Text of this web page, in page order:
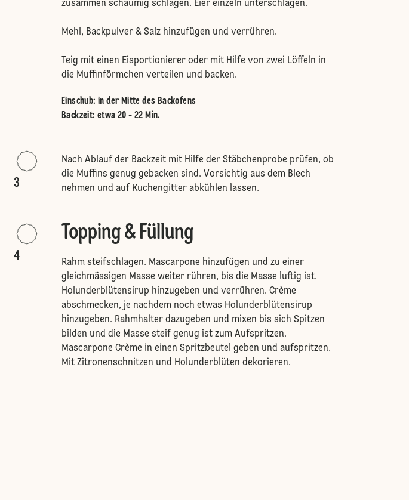
zusammen schaumig schlagen. Eier einzeln unterschlagen.
Mehl, Backpulver & Salz hinzufügen und verrühren.
Teig mit einen Eisportionierer oder mit Hilfe von zwei Löffeln in
die Muffinförmchen verteilen und backen.
Einschub:in der Mitte des Backofens
Backzeit: etwa 20 - 22 Min.
3
Nach Ablauf der Backzeit mit Hilfe der Stäbchenprobe prüfen, ob
die Muffins genug gebacken sind. Vorsichtig aus dem Blech
nehmen und auf Kuchengitter abkühlen lassen.
4
Topping & Füllung
Rahm steifschlagen. Mascarpone hinzufügen und zu einer
gleichmässigen Masse weiter rühren, bis die Masse luftig ist.
Holunderblütensirup hinzugeben und verrühren. Crème
abschmecken, je nachdem noch etwas Holunderblütensirup
hinzugeben. Rahmhalter dazugeben und mixen bis sich Spitzen
bilden und die Masse steif genug ist zum Aufspritzen.
Mascarpone Crème in einen Spritzbeutel geben und aufspritzen.
Mit Zitronenschnitzen und Holunderblüten dekorieren.